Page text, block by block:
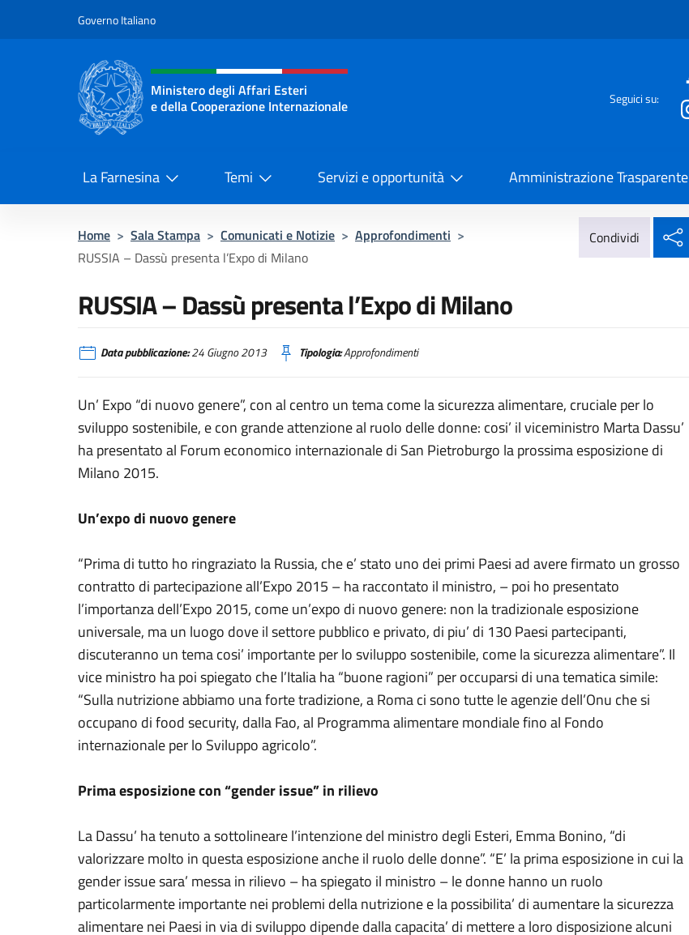
Governo Italiano
Intestazione sito, social e menù
Ministero degli Affari Esteri
e della Cooperazione Internazionale
Seguici su:
La Farnesina Temi Servizi e opportunità Amministrazione Trasparente
Home > Sala Stampa > Comunicati e Notizie > Approfondimenti >
RUSSIA – Dassù presenta l’Expo di Milano
Condividi
RUSSIA – Dassù presenta l’Expo di Milano
Data pubblicazione:24 Giugno 2013 Tipologia:Approfondimenti
Un’ Expo “di nuovo genere”, con al centro un tema come la sicurezza alimentare, cruciale per lo
sviluppo sostenibile, e con grande attenzione al ruolo delle donne: cosi’ il viceministro Marta Dassu’
ha presentato al Forum economico internazionale di San Pietroburgo la prossima esposizione di
Milano 2015.
Un’expo di nuovo genere
“Prima di tutto ho ringraziato la Russia, che e’ stato uno dei primi Paesi ad avere firmato un grosso
contratto di partecipazione all’Expo 2015 – ha raccontato il ministro, – poi ho presentato
l’importanza dell’Expo 2015, come un’expo di nuovo genere: non la tradizionale esposizione
universale, ma un luogo dove il settore pubblico e privato, di piu’ di 130 Paesi partecipanti,
discuteranno un tema cosi’ importante per lo sviluppo sostenibile, come la sicurezza alimentare”. Il
vice ministro ha poi spiegato che l’Italia ha “buone ragioni” per occuparsi di una tematica simile:
“Sulla nutrizione abbiamo una forte tradizione, a Roma ci sono tutte le agenzie dell’Onu che si
occupano di food security, dalla Fao, al Programma alimentare mondiale fino al Fondo
internazionale per lo Sviluppo agricolo”.
Prima esposizione con “gender issue” in rilievo
La Dassu’ ha tenuto a sottolineare l’intenzione del ministro degli Esteri, Emma Bonino, “di
valorizzare molto in questa esposizione anche il ruolo delle donne”. “E’ la prima esposizione in cui la
gender issue sara’ messa in rilievo – ha spiegato il ministro – le donne hanno un ruolo
particolarmente importante nei problemi della nutrizione e la possibilita’ di aumentare la sicurezza
alimentare nei Paesi in via di sviluppo dipende dalla capacita’ di mettere a loro disposizione alcuni